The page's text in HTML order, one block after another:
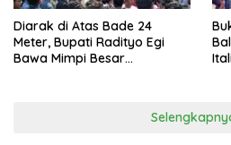
Diarak di Atas Bade 24
Meter, Bupati Radityo Egi
Bawa Mimpi Besar